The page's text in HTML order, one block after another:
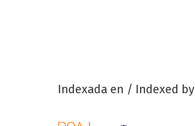
Indexada en / Indexed by